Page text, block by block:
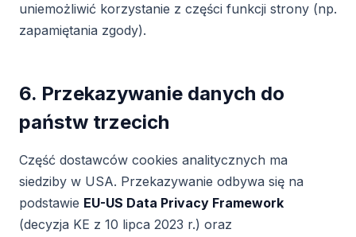
uniemożliwić korzystanie z części funkcji strony (np.
zapamiętania zgody).
6. Przekazywanie danych do
państw trzecich
Część dostawców cookies analitycznych ma
siedziby w USA. Przekazywanie odbywa się na
podstawie EU-US Data Privacy Framework
(decyzja KE z 10 lipca 2023 r.) oraz